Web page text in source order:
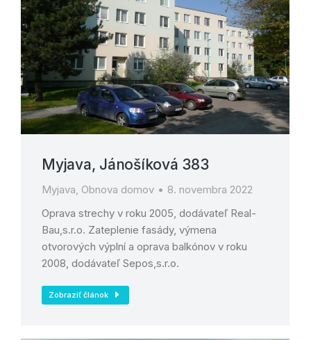
Myjava, Jánošíková 383
Myjava, Obnova domov
8. novembra 2022
Oprava strechy v roku 2005, dodávateľ Real-
Bau,s.r.o. Zateplenie fasády, výmena
otvorových výplní a oprava balkónov v roku
2008, dodávateľ Sepos,s.r.o.
Zobraziť článok